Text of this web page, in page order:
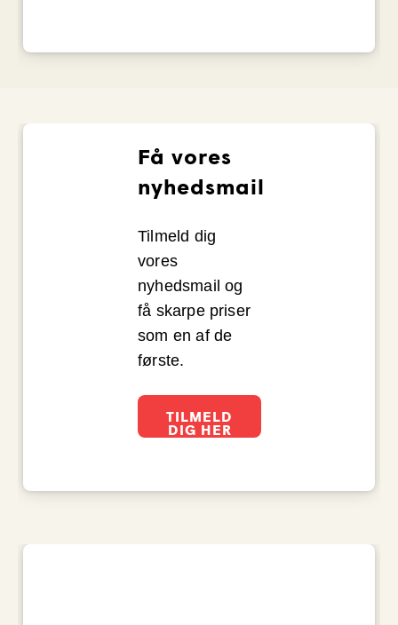
Få vores
nyhedsmail
Tilmeld dig
vores
nyhedsmail og
få skarpe priser
som en af de
første.
TILMELD
DIG HER